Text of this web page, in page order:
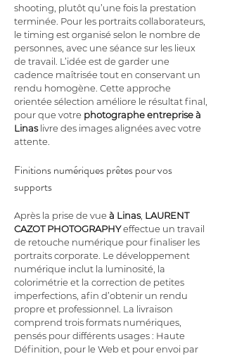
shooting, plutôt qu’une fois la prestation
terminée. Pour les portraits collaborateurs,
le timing est organisé selon le nombre de
personnes, avec une séance sur les lieux
de travail. L’idée est de garder une
cadence maîtrisée tout en conservant un
rendu homogène. Cette approche
orientée sélection améliore le résultat final,
pour que votre photographe entrepriseà
Linas livre des images alignées avec votre
attente.
Finitions numériques prêtes pour vos
supports
Après la prise de vue à Linas, LAURENT
CAZOT PHOTOGRAPHY effectue un travail
de retouche numérique pour finaliser les
portraits corporate. Le développement
numérique inclut la luminosité, la
colorimétrie et la correction de petites
imperfections, afin d’obtenir un rendu
propre et professionnel. La livraison
comprend trois formats numériques,
pensés pour différents usages : Haute
Définition, pour le Web et pour envoi par